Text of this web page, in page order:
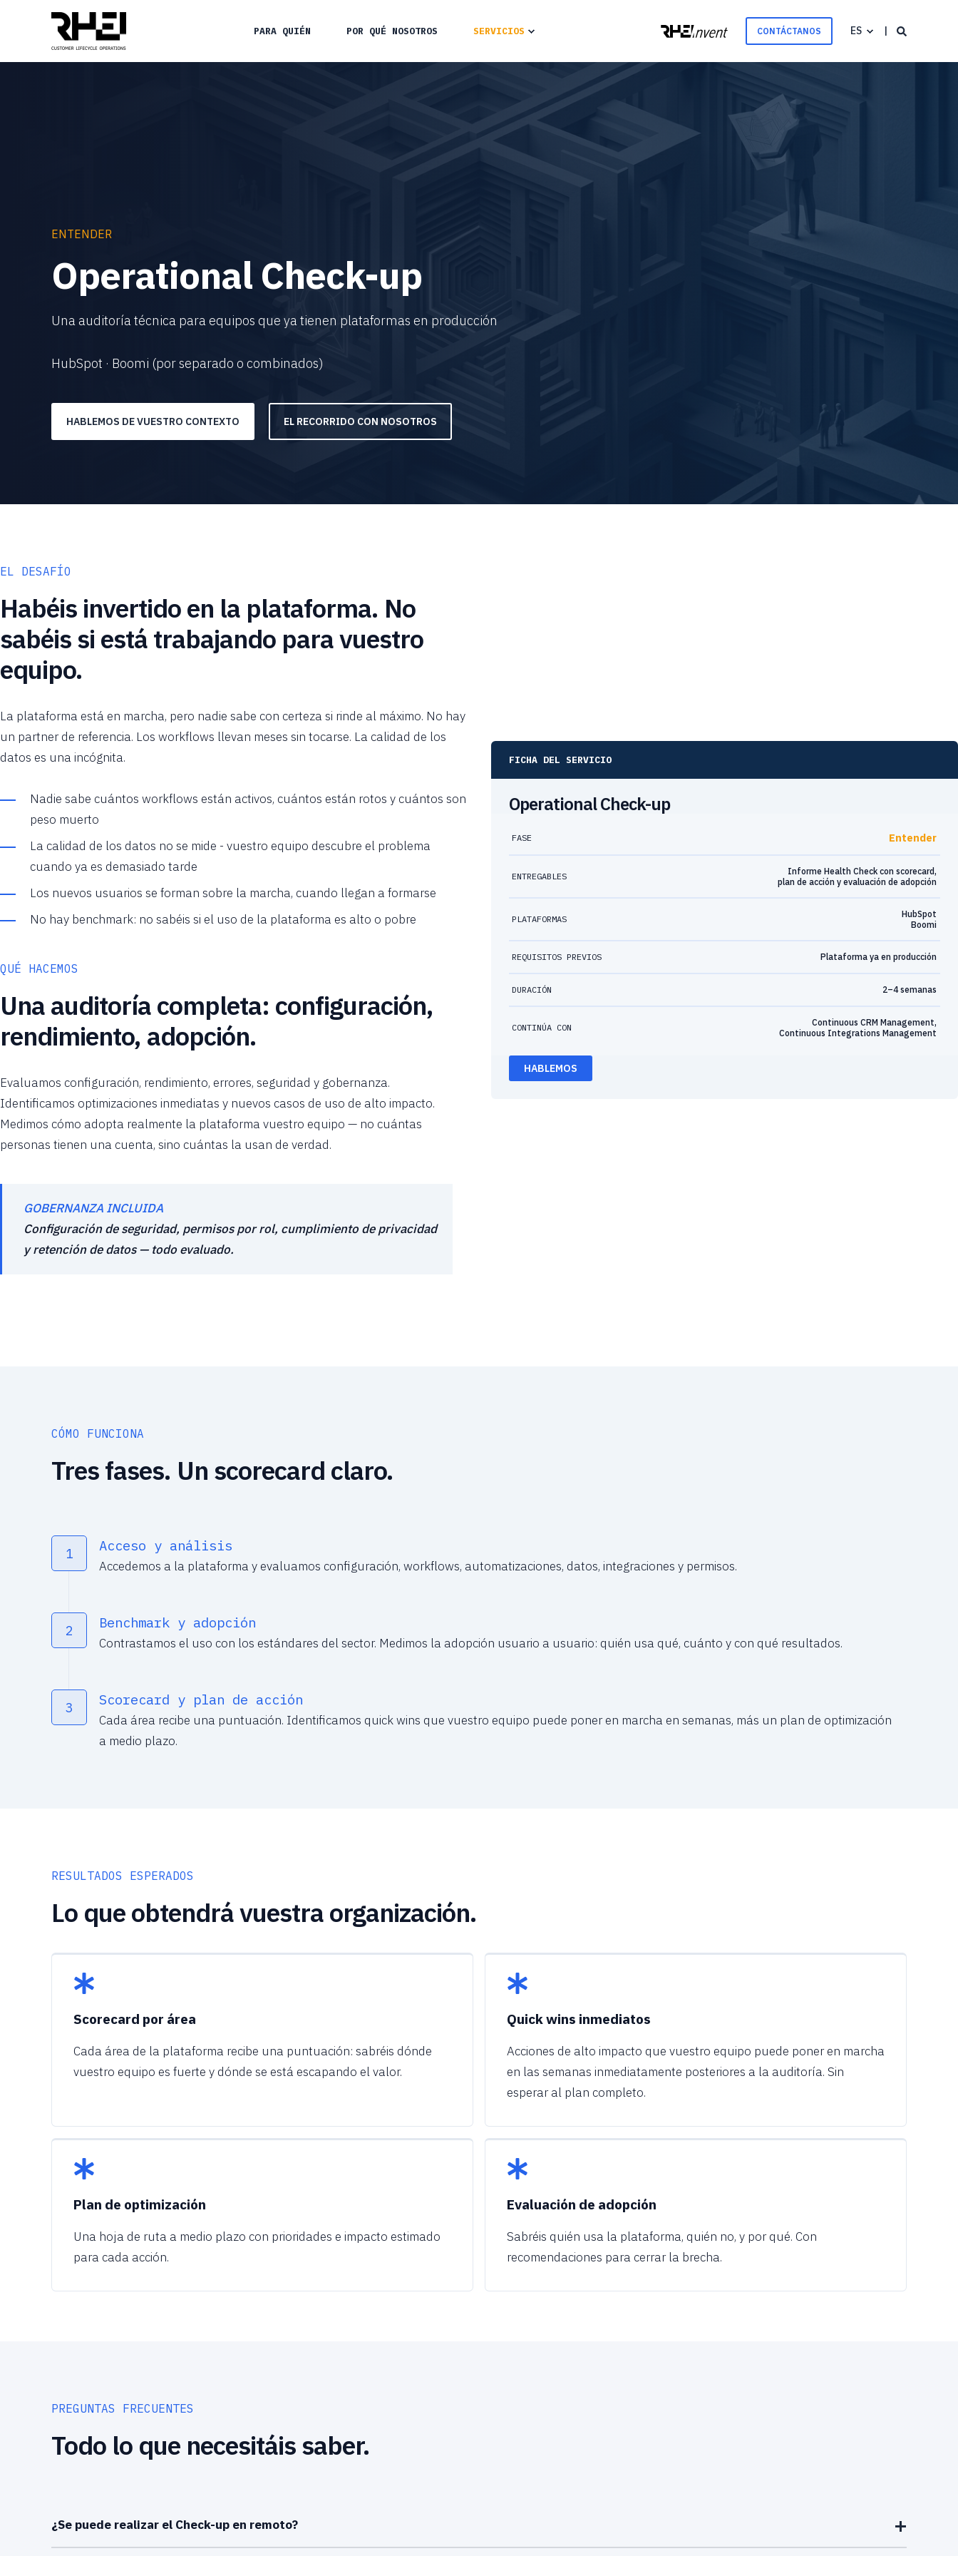
PARA QUIÉN POR QUÉ NOSOTROS SERVICIOS ES
CONTÁCTANOS
ENTENDER
Operational Check-up
Una auditoría técnica para equipos que ya tienen plataformas en producción
HubSpot · Boomi (por separado o combinados)
HABLEMOS DE VUESTRO CONTEXTO EL RECORRIDO CON NOSOTROS
EL DESAFÍO
Habéis invertido en la plataforma. No
sabéis si está trabajando para vuestro
equipo.
La plataforma está en marcha, pero nadie sabe con certeza si rinde al máximo. No hay
un partner de referencia. Los workflows llevan meses sin tocarse. La calidad de los
datos es una incógnita.
Nadie sabe cuántos workflows están activos, cuántos están rotos y cuántos son
peso muerto
La calidad de los datos no se mide - vuestro equipo descubre el problema
cuando ya es demasiado tarde
Los nuevos usuarios se forman sobre la marcha, cuando llegan a formarse
No hay benchmark: no sabéis si el uso de la plataforma es alto o pobre
QUÉ HACEMOS
Una auditoría completa: configuración,
rendimiento, adopción.
Evaluamos configuración, rendimiento, errores, seguridad y gobernanza.
Identificamos optimizaciones inmediatas y nuevos casos de uso de alto impacto.
Medimos cómo adopta realmente la plataforma vuestro equipo — no cuántas
personas tienen una cuenta, sino cuántas la usan de verdad.
GOBERNANZA INCLUIDA
Configuración de seguridad, permisos por rol, cumplimiento de privacidad
y retención de datos — todo evaluado.
FICHA DEL SERVICIO
Operational Check-up
FASE Entender
ENTREGABLES
Informe Health Check con scorecard,
plan de acción y evaluación de adopción
PLATAFORMAS
HubSpot
Boomi
REQUISITOS PREVIOS Plataforma ya en producción
DURACIÓN 2–4 semanas
CONTINÚA CON
Continuous CRM Management,
Continuous Integrations Management
HABLEMOS
CÓMO FUNCIONA
Tres fases. Un scorecard claro.
1 Acceso y análisis
Accedemos a la plataforma y evaluamos configuración, workflows, automatizaciones, datos, integraciones y permisos.
2 Benchmark y adopción
Contrastamos el uso con los estándares del sector. Medimos la adopción usuario a usuario: quién usa qué, cuánto y con qué resultados.
3 Scorecard y plan de acción
Cada área recibe una puntuación. Identificamos quick wins que vuestro equipo puede poner en marcha en semanas, más un plan de optimización
a medio plazo.
RESULTADOS ESPERADOS
Lo que obtendrá vuestra organización.
Scorecard por área
Cada área de la plataforma recibe una puntuación: sabréis dónde
vuestro equipo es fuerte y dónde se está escapando el valor.
Quick wins inmediatos
Acciones de alto impacto que vuestro equipo puede poner en marcha
en las semanas inmediatamente posteriores a la auditoría. Sin
esperar al plan completo.
Plan de optimización
Una hoja de ruta a medio plazo con prioridades e impacto estimado
para cada acción.
Evaluación de adopción
Sabréis quién usa la plataforma, quién no, y por qué. Con
recomendaciones para cerrar la brecha.
PREGUNTAS FRECUENTES
Todo lo que necesitáis saber.
¿Se puede realizar el Check-up en remoto?